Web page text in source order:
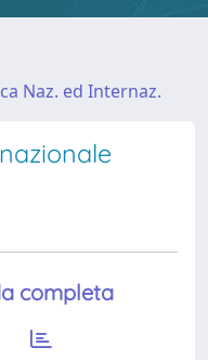
Naz. ed Internaz.
completa